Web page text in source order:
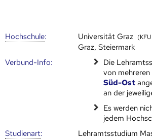
Hoch­schule: Universität Graz
Graz, Steiermark
Verbund-Info:
Die
von
Süd-Ost
an der
Es werden
jedem
Studienart:
Lehramtsstudium